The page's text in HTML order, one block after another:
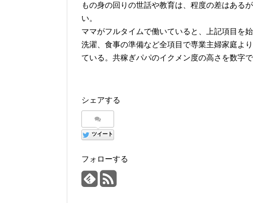
もの身の回りの世話や教育は、程度の差はある
い。
ママがフルタイムで働いていると、上記項目を
洗濯、食事の準備など全項目で専業主婦家庭よ
ている。共稼ぎパパのイクメン度の高さを数字
シェアする
ツイート
フォローする